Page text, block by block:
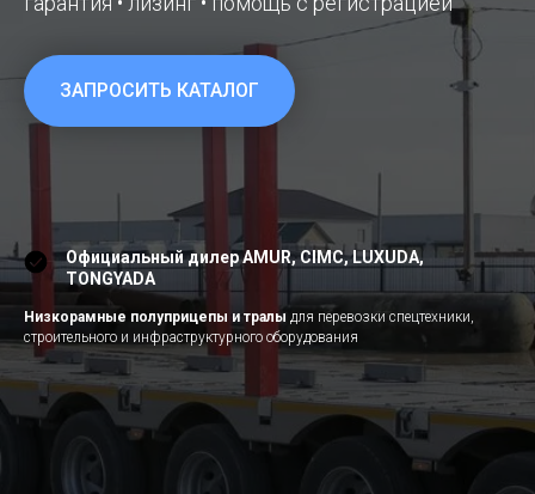
ЗАПРОСИТЬ КАТАЛОГ
Официальный дилер AMUR, CIMC, LUXUDA,
TONGYADA
Низкорамные полуприцепы и тралы для перевозки спецтехники,
строительного и инфраструктурного оборудования